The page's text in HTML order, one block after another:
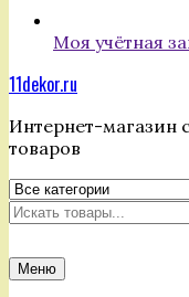
Моя учётная
11dekor.ru
Интернет-магазин
товаров
Искать
Меню